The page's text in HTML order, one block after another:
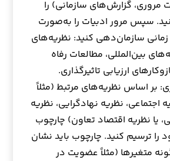
مروری، گزارش‌های سازمانی) را
سپس مرور ادبیات را به‌صورت
سازمان‌دهی کنید: نظریه‌های
بین‌المللی، مطالعات رفاه
ارزیابی تاثیرگذاری.
بر اساس نظریه‌های مرتبط (مثلاً
اجتماعی، نظریه نهادگرایی، نظریه
یا نظریه اقتصاد تعاون) چارچوب
ترسیم کنید. چارچوب باید نشان
متغیرها (مثلاً عضویت در